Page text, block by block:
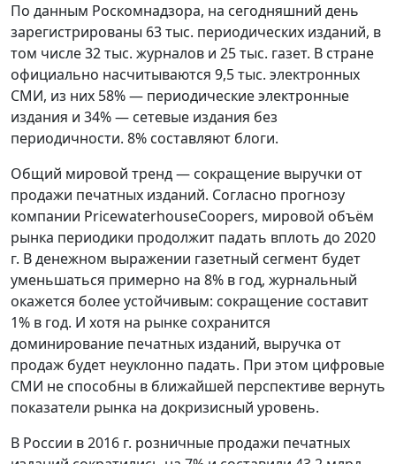
По данным Роскомнадзора, на сегодняшний день
зарегистрированы 63 тыс. периодических изданий, в
том числе 32 тыс. журналов и 25 тыс. газет. В стране
официально насчитываются 9,5 тыс. электронных
СМИ, из них 58% — периодические электронные
издания и 34% — сетевые издания без
периодичности. 8% составляют блоги.
Общий мировой тренд — сокращение выручки от
продажи печатных изданий. Согласно прогнозу
компании PricewaterhouseCoopers, мировой объём
рынка периодики продолжит падать вплоть до 2020
г. В денежном выражении газетный сегмент будет
уменьшаться примерно на 8% в год, журнальный
окажется более устойчивым: сокращение составит
1% в год. И хотя на рынке сохранится
доминирование печатных изданий, выручка от
продаж будет неуклонно падать. При этом цифровые
СМИ не способны в ближайшей перспективе вернуть
показатели рынка на докризисный уровень.
В России в 2016 г. розничные продажи печатных